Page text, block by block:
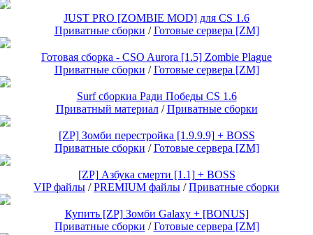
15$
JUST PRO [ZOMBIE MOD] для CS 1.6
Приватные сборки /Готовые сервера [ZM]
15$
Готовая сборка - CSO Aurora [1.5] Zombie Plague
Приватные сборки /Готовые сервера [ZM]
15$
Surf сборкиа Ради Победы CS 1.6
Приватный материал/Приватные сборки
15$
[ZP] Зомби перестройка [1.9.9.9] + BOSS
Приватные сборки /Готовые сервера [ZM]
15$
[ZP] Азбука смерти [1.1] + BOSS
VIP файлы /PREMIUM файлы /Приватные сборки
15$. SMA Full
Купить [ZP] Зомби Galaxy + [BONUS]
Приватные сборки /Готовые сервера [ZM]